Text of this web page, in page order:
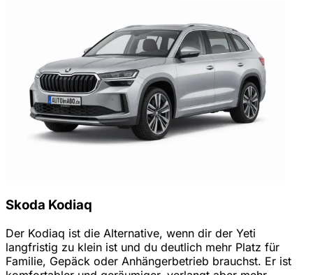
Skoda Kodiaq
Der Kodiaq ist die Alternative, wenn dir der Yeti
langfristig zu klein ist und du deutlich mehr Platz für
Familie, Gepäck oder Anhängerbetrieb brauchst. Er ist